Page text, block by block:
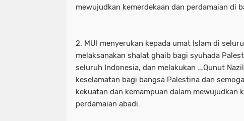
mewujudkan kemerdekaan dan perdamaian di
2. MUI menyerukan kepada umat Islam di
melaksanakan shalat ghaib bagi syuhada
seluruh Indonesia, dan melakukan _Qunut
keselamatan bagi bangsa Palestina dan
kekuatan dan kemampuan dalam mewujudkan
perdamaian abadi.